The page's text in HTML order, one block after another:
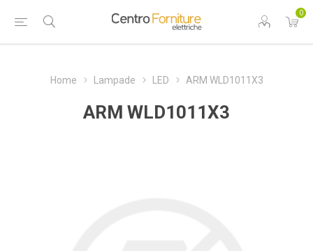
0
Home Lampade LED ARM WLD1011X3
ARM WLD1011X3